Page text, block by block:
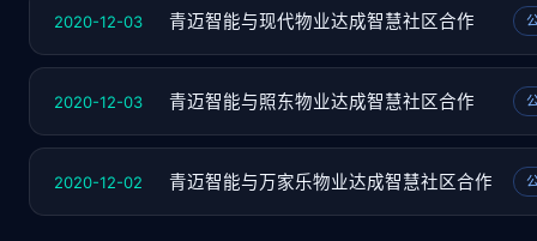
2020-12-03 青迈智能与现代物业达成智慧社区合作
2020-12-03 青迈智能与照东物业达成智慧社区合作
2020-12-02 青迈智能与万家乐物业达成智慧社区合作